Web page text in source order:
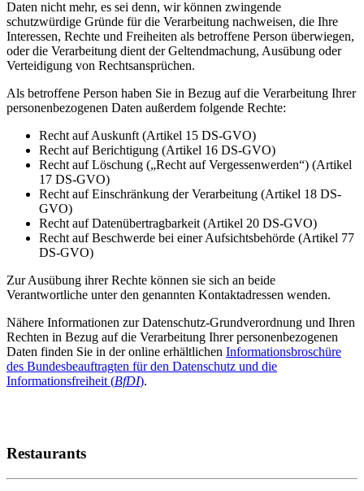
Daten nicht mehr, es sei denn, wir können zwingende
schutzwürdige Gründe für die Verarbeitung nachweisen, die Ihre
Interessen, Rechte und Freiheiten als betroffene Person überwiegen,
oder die Verarbeitung dient der Geltendmachung, Ausübung oder
Verteidigung von Rechtsansprüchen.
Als betroffene Person haben Sie in Bezug auf die Verarbeitung Ihrer
personenbezogenen Daten außerdem folgende Rechte:
Recht auf Auskunft (Artikel 15 DS-GVO)
Recht auf Berichtigung (Artikel 16 DS-GVO)
Recht auf Löschung („Recht auf Vergessenwerden“) (Artikel
17 DS-GVO)
Recht auf Einschränkung der Verarbeitung (Artikel 18 DS-
GVO)
Recht auf Datenübertragbarkeit (Artikel 20 DS-GVO)
Recht auf Beschwerde bei einer Aufsichtsbehörde (Artikel 77
DS-GVO)
Zur Ausübung ihrer Rechte können sie sich an beide
Verantwortliche unter den genannten Kontaktadressen wenden.
Nähere Informationen zur Datenschutz-Grundverordnung und Ihren
Rechten in Bezug auf die Verarbeitung Ihrer personenbezogenen
Daten finden Sie in der online erhältlichen Informationsbroschüre
des Bundesbeauftragten für den Datenschutz und die
Informationsfreiheit (BfDI).
Restaurants